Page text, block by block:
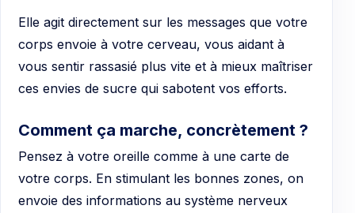
Elle agit directement sur les messages que votre
corps envoie à votre cerveau, vous aidant à
vous sentir rassasié plus vite et à mieux maîtriser
ces envies de sucre qui sabotent vos efforts.
Comment ça marche, concrètement ?
Pensez à votre oreille comme à une carte de
votre corps. En stimulant les bonnes zones, on
envoie des informations au système nerveux